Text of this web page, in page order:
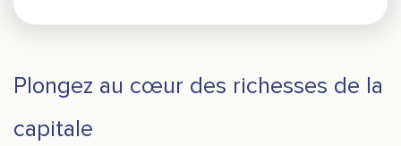
Plongez au cœur des richesses de la
capitale